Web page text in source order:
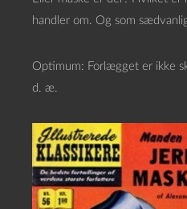
handler om. Og som
Optimum: Forlægget er ikke
d. æ.